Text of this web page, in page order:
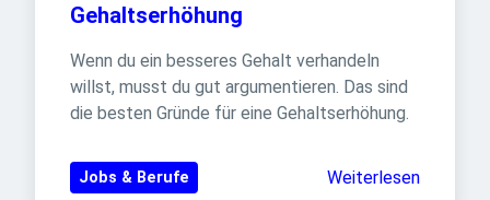
Gehaltserhöhung
Wenn du ein besseres Gehalt verhandeln
willst, musst du gut argumentieren. Das sind
die besten Gründe für eine Gehaltserhöhung.
Jobs & Berufe Weiterlesen